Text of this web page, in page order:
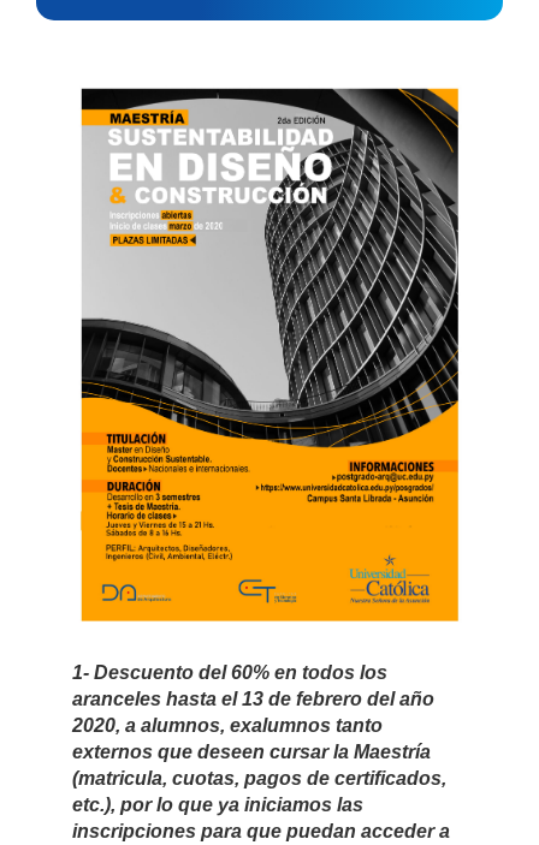
1- Descuento del 60% en todos los
aranceles hasta el 13 de febrero del año
2020, a alumnos, exalumnos tanto
externos que deseen cursar la Maestría
(matricula, cuotas, pagos de certificados,
etc.), por lo que ya iniciamos las
inscripciones para que puedan acceder a